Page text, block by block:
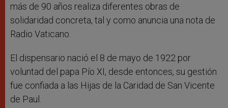
más de 90 años realiza diferentes obras de
solidaridad concreta, tal y como anuncia una nota de
Radio Vaticano.
El dispensario nació el 8 de mayo de 1922 por
voluntad del papa Pío XI, desde entonces, su gestión
fue confiada a las Hijas de la Caridad de San Vicente
de Paul.